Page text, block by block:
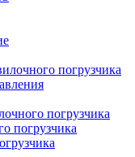
погрузчика
погрузчика
погрузчика